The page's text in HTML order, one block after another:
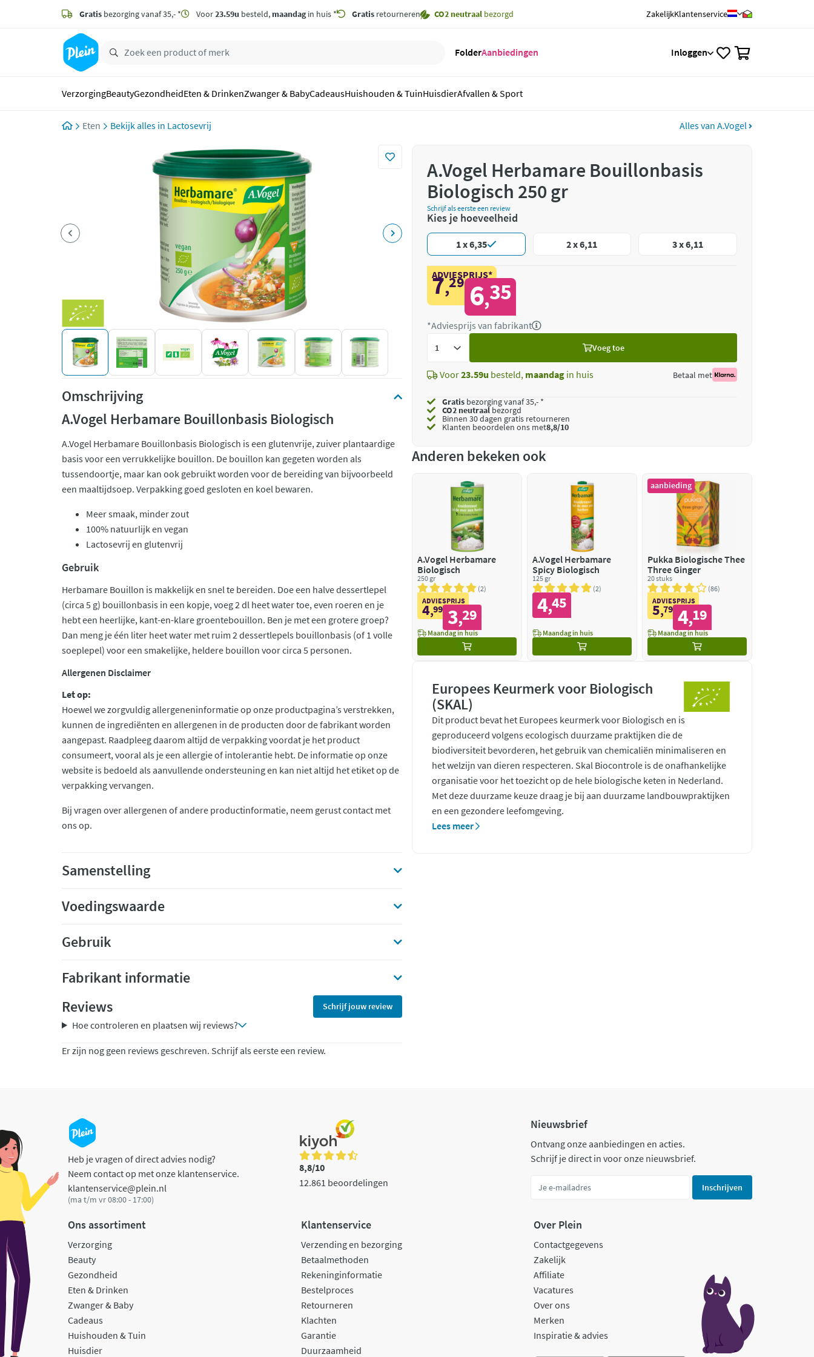
zoeken
hoofdinhoud
Gratis bezorging vanaf 35,- * Voor23.59u besteld, maandagin huis * Gratis retourneren CO2 neutraal bezorgd ZakelijkKlantenservice
FolderAanbiedingen Inloggen
VerzorgingBeautyGezondheidEten & DrinkenZwanger & BabyCadeausHuishouden & TuinHuisdierAfvallen & Sport
Eten Lactosevrij Alles van A.Vogel
Omschrijving
A.Vogel Herbamare Bouillonbasis Biologisch
A.Vogel Herbamare Bouillonbasis Biologisch is een glutenvrije, zuiver plantaardige
basis voor een verrukkelijke bouillon. De bouillon kan gegeten worden als
tussendoortje, maar kan ook gebruikt worden voor de bereiding van bijvoorbeeld
een maaltijdsoep. Verpakking goed gesloten en koel bewaren.
Meer smaak, minder zout
100% natuurlijk en vegan
Lactosevrij en glutenvrij
Gebruik
Herbamare Bouillon is makkelijk en snel te bereiden. Doe een halve dessertlepel
(circa 5 g) bouillonbasis in een kopje, voeg 2 dl heet water toe, even roeren en je
hebt een heerlijke, kant-en-klare groentebouillon. Ben je met een grotere groep?
Dan meng je één liter heet water met ruim 2 dessertlepels bouillonbasis (of 1 volle
soeplepel) voor een smakelijke, heldere bouillon voor circa 5 personen.
Allergenen Disclaimer
Let op:
Hoewel we zorgvuldig allergeneninformatie op onze productpagina’s verstrekken,
kunnen de ingrediënten en allergenen in de producten door de fabrikant worden
aangepast. Raadpleeg daarom altijd de verpakking voordat je het product
consumeert, vooral als je een allergie of intolerantie hebt. De informatie op onze
website is bedoeld als aanvullende ondersteuning en kan niet altijd het etiket op de
verpakking vervangen.
Bij vragen over allergenen of andere productinformatie, neem gerust contact met
ons op.
Samenstelling
Voedingswaarde
Gebruik
Fabrikant informatie
Reviews
Schrijf jouw review
Hoe controleren en plaatsen wij reviews?
Er zijn nog geen reviews geschreven. Schrijf als eerste een review.
A.Vogel Herbamare Bouillonbasis
Biologisch 250 gr
Schrijf als eerste een review
Kies je hoeveelheid
1 x 6,35 2 x 6,11 3 x 6,11
ADVIESPRIJS*
7,29 6,35
*Adviesprijs van fabrikant
Voeg toe
Voor23.59u besteld, maandag in huis Betaal met
Gratis bezorging vanaf 35,- *
CO2 neutraalbezorgd
Binnen 30 dagen gratis retourneren
Klanten beoordelen ons met8,8/10
Anderen bekeken ook
A.Vogel Herbamare
Biologisch
250 gr
2
ADVIESPRIJS
4,99 3,29
Maandag in huis
A.Vogel Herbamare
Spicy Biologisch
125 gr
2
4,45
Maandag in huis
aanbieding
Pukka Biologische Thee
Three Ginger
20 stuks
86
ADVIESPRIJS
5,79 4,19
Maandag in huis
Europees Keurmerk voor Biologisch
(SKAL)
Dit product bevat het Europees keurmerk voor Biologisch en is
geproduceerd volgens ecologisch duurzame praktijken die de
biodiversiteit bevorderen, het gebruik van chemicaliën minimaliseren en
het welzijn van dieren respecteren. Skal Biocontrole is de onafhankelijke
organisatie voor het toezicht op de hele biologische keten in Nederland.
Met deze duurzame keuze draag je bij aan duurzame landbouwpraktijken
en een gezondere leefomgeving.
Lees meer
Heb je vragen of direct advies nodig?
Neem contact op met onze klantenservice.
klantenservice@plein.nl
(ma t/m vr 08:00 - 17:00)
8,8/10
12.861 beoordelingen
Nieuwsbrief
Ontvang onze aanbiedingen en acties.
Schrijf je direct in voor onze nieuwsbrief.
Inschrijven
Ons assortiment
Verzorging
Beauty
Gezondheid
Eten & Drinken
Zwanger & Baby
Cadeaus
Huishouden & Tuin
Huisdier
Klantenservice
Verzending en bezorging
Betaalmethoden
Rekeninginformatie
Bestelproces
Retourneren
Klachten
Garantie
Duurzaamheid
Over Plein
Contactgegevens
Zakelijk
Affiliate
Vacatures
Over ons
Merken
Inspiratie & advies